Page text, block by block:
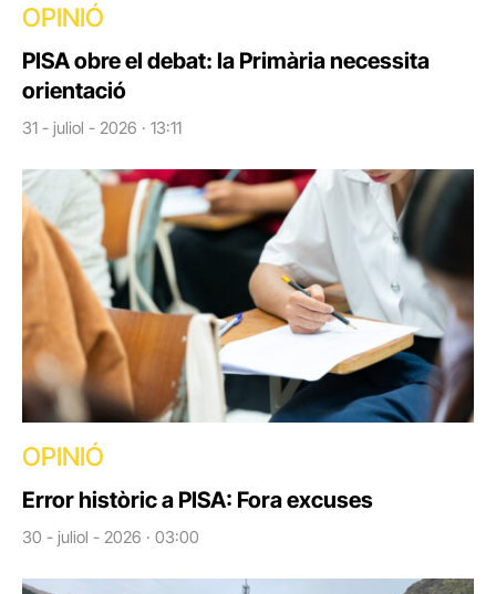
OPINIÓ
PISA obre el debat: la Primària necessita
orientació
31 - juliol - 2026 · 13:11
OPINIÓ
Error històric a PISA: Fora excuses
30 - juliol - 2026 · 03:00